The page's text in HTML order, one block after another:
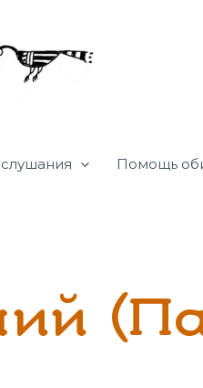
Помощь